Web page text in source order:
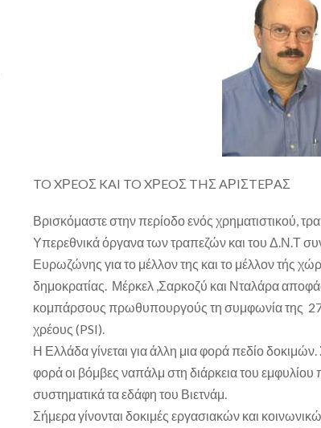
TO XΡEOΣ KAI TO XΡEOΣ THΣ AΡIΣTEΡAΣ
Βρισκόμαστε στην περίοδο ενός χρηματιστικού,
Υπερεθνικά όργανα των τραπεζών και του Δ.Ν.Τ
Ευρωζώνης για το μέλλον της και το μέλλον τής
δημοκρατίας. Μέρκελ ,Σαρκοζύ και Νταλάρα
κομπάρσους πρωθυπουργούς τη συμφωνία της 27
χρέους (PSI).
Η Ελλάδα γίνεται για άλλη μια φορά πεδίο
φορά οι βόμβες ναπάλμ στη διάρκεια του
συστηματικά τα εδάφη του Βιετνάμ.
Σήμερα γίνονται δοκιμές εργασιακών και